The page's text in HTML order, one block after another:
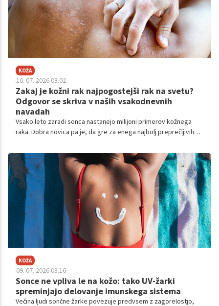
KOŽA
10. 07. 2026 03.02
Zakaj je kožni rak najpogostejši rak na svetu?
Odgovor se skriva v naših vsakodnevnih
navadah
Vsako leto zaradi sonca nastanejo milijoni primerov kožnega
raka. Dobra novica pa je, da gre za enega najbolj preprečljivih
KOŽA
09. 07. 2026 03.16
Sonce ne vpliva le na kožo: tako UV-žarki
spreminjajo delovanje imunskega sistema
Večina ljudi sončne žarke povezuje predvsem z zagorelostjo,